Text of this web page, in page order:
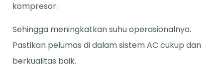
kompresor.
Sehingga meningkatkan suhu operasionalnya.
Pastikan pelumas di dalam sistem AC cukup dan
berkualitas baik.